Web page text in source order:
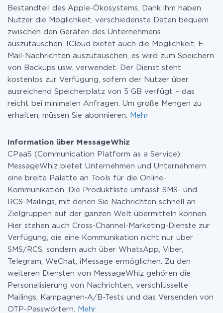
Bestandteil des Apple-Ökosystems. Dank ihm haben
Nutzer die Möglichkeit, verschiedenste Daten bequem
zwischen den Geräten des Unternehmens
auszutauschen. ICloud bietet auch die Möglichkeit, E-
Mail-Nachrichten auszutauschen, es wird zum Speichern
von Backups usw. verwendet. Der Dienst steht
kostenlos zur Verfügung, sofern der Nutzer über
ausreichend Speicherplatz von 5 GB verfügt – das
reicht bei minimalen Anfragen. Um große Mengen zu
erhalten, müssen Sie abonnieren.
Mehr
Information über MessageWhiz
CPaaS (Communication Platform as a Service)
MessageWhiz bietet Unternehmen und Unternehmern
eine breite Palette an Tools für die Online-
Kommunikation. Die Produktliste umfasst SMS- und
RCS-Mailings, mit denen Sie Nachrichten schnell an
Zielgruppen auf der ganzen Welt übermitteln können.
Hier stehen auch Cross-Channel-Marketing-Dienste zur
Verfügung, die eine Kommunikation nicht nur über
SMS/RCS, sondern auch über WhatsApp, Viber,
Telegram, WeChat, iMessage ermöglichen. Zu den
weiteren Diensten von MessageWhiz gehören die
Personalisierung von Nachrichten, verschlüsselte
Mailings, Kampagnen-A/B-Tests und das Versenden von
OTP-Passwörtern.
Mehr